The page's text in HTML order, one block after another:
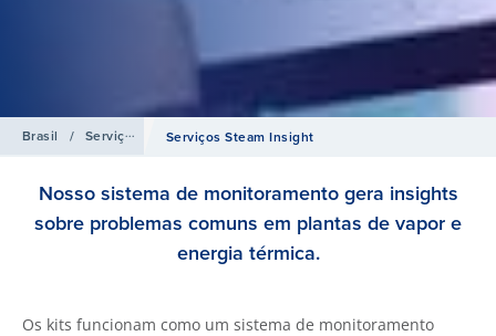
Brasil / Serviços Serviços Steam Insight
Nosso sistema de monitoramento gera insights
sobre problemas comuns em plantas de vapor e
energia térmica.
Os kits funcionam como um sistema de monitoramento